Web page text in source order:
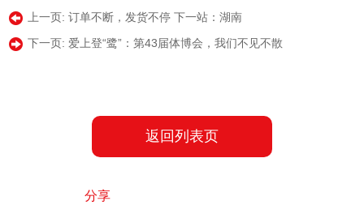
上一页:订单不断，发货不停 下一站：湖南
下一页: 爱上登“鹭”：第43届体博会，我们不见不散
返回列表页
分享